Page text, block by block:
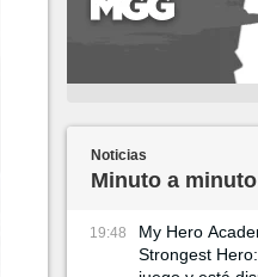
Noticias
Minuto a minuto
19:48
My Hero
Strongest